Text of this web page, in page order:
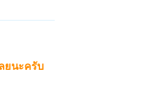
ยนะครับ